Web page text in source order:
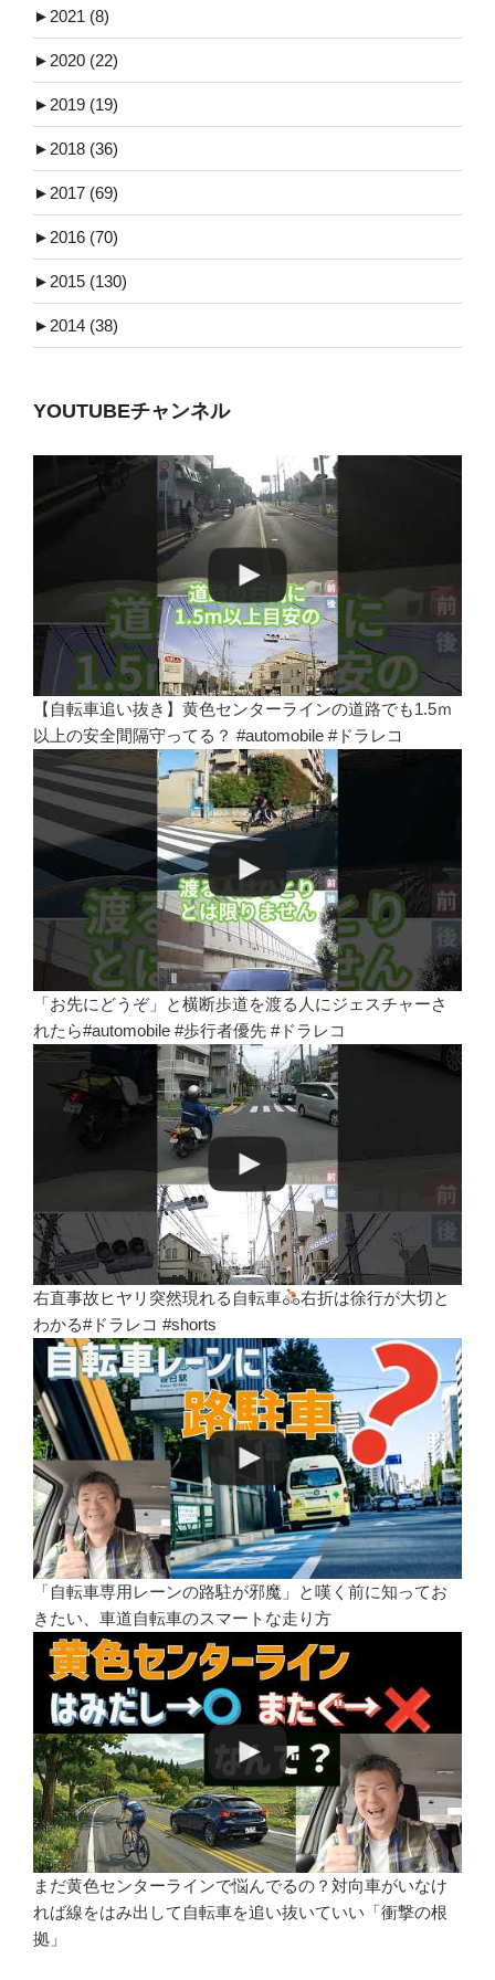
► 2021 (8)
► 2020 (22)
► 2019 (19)
► 2018 (36)
► 2017 (69)
► 2016 (70)
► 2015 (130)
► 2014 (38)
YOUTUBEチャンネル
【自転車追い抜き】黄色センターラインの道路でも1.5ｍ
以上の安全間隔守ってる？ #automobile #ドラレコ
「お先にどうぞ」と横断歩道を渡る人にジェスチャーさ
れたら#automobile #歩行者優先 #ドラレコ
右直事故ヒヤリ突然現れる自転車
右折は徐行が大切と
わかる#ドラレコ #shorts
「自転車専用レーンの路駐が邪魔」と嘆く前に知ってお
きたい、車道自転車のスマートな走り方
まだ黄色センターラインで悩んでるの？対向車がいなけ
れば線をはみ出して自転車を追い抜いていい「衝撃の根
拠」